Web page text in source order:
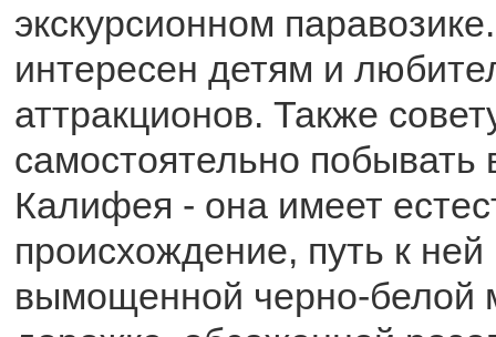
экскурсионном
интересен детям и
аттракционов. Также
самостоятельно побывать
Калифея - она имеет
происхождение, путь к
вымощенной черно-белой